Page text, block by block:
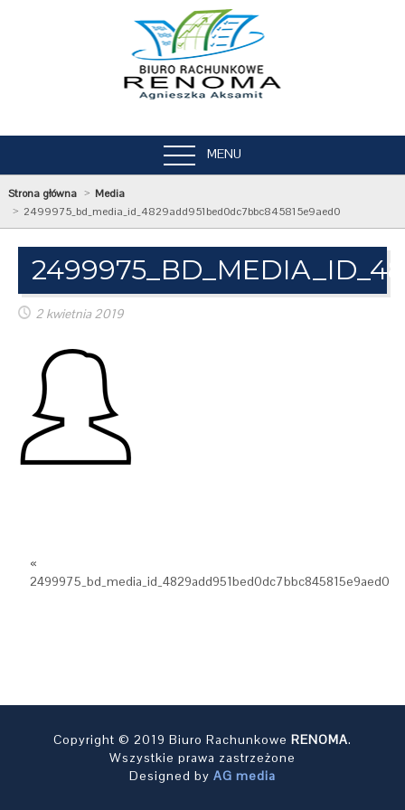
MENU
Strona główna
Media
2499975_bd_media_id_4829add951bed0dc7bbc845815e9aed0
2 kwietnia 2019
«
2499975_bd_media_id_4829add951bed0dc7bbc845815e9aed0
Copyright © 2019 Biuro Rachunkowe RENOMA.
Wszystkie prawa zastrzeżone
Designed by AG media